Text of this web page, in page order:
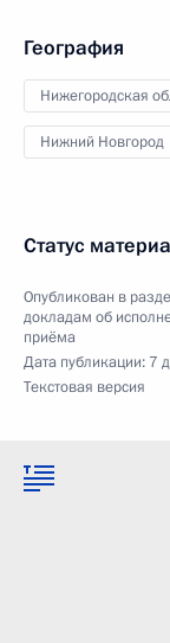
География
Нижегородская
Нижний Новгород
Статус
Опубликован в
докладам об
приёма
Дата публикации: 7
Текстовая версия